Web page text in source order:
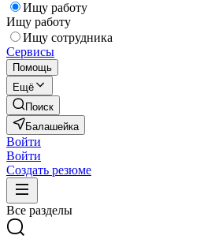
Ищу работу
Ищу работу
Ищу сотрудника
Сервисы
Помощь
Ещё
Поиск
Балашейка
Войти
Войти
Создать резюме
Все разделы